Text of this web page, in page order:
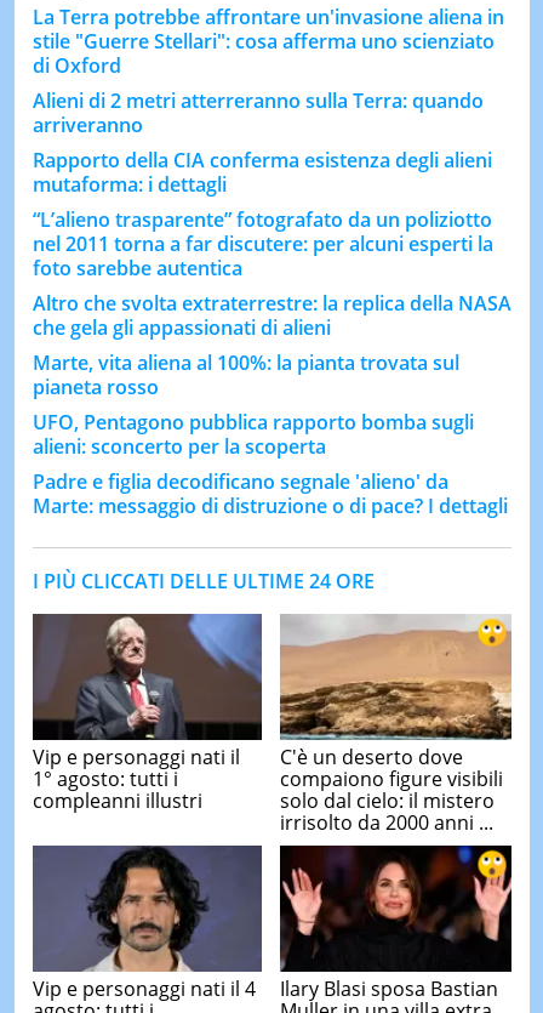
La Terra potrebbe affrontare un'invasione aliena in
stile "Guerre Stellari": cosa afferma uno scienziato
di Oxford
Alieni di 2 metri atterreranno sulla Terra: quando
arriveranno
Rapporto della CIA conferma esistenza degli alieni
mutaforma: i dettagli
“L’alieno trasparente” fotografato da un poliziotto
nel 2011 torna a far discutere: per alcuni esperti la
foto sarebbe autentica
Altro che svolta extraterrestre: la replica della NASA
che gela gli appassionati di alieni
Marte, vita aliena al 100%: la pianta trovata sul
pianeta rosso
UFO, Pentagono pubblica rapporto bomba sugli
alieni: sconcerto per la scoperta
Padre e figlia decodificano segnale 'alieno' da
Marte: messaggio di distruzione o di pace? I dettagli
I PIÙ CLICCATI DELLE ULTIME 24 ORE
Vip e personaggi nati il
1° agosto: tutti i
compleanni illustri
C'è un deserto dove
compaiono figure visibili
solo dal cielo: il mistero
irrisolto da 2000 anni ...
Vip e personaggi nati il 4
Ilary Blasi sposa Bastian